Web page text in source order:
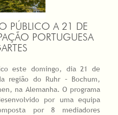
PÚBLICO A 21 DE
PORTUGUESA
este domingo, dia 21 de
região do Ruhr – Bochum,
na Alemanha. O programa
por uma equipa
por 8 mediadores